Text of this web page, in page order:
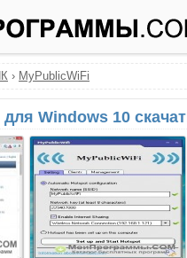
› MyPublicWiFi
Windows 10